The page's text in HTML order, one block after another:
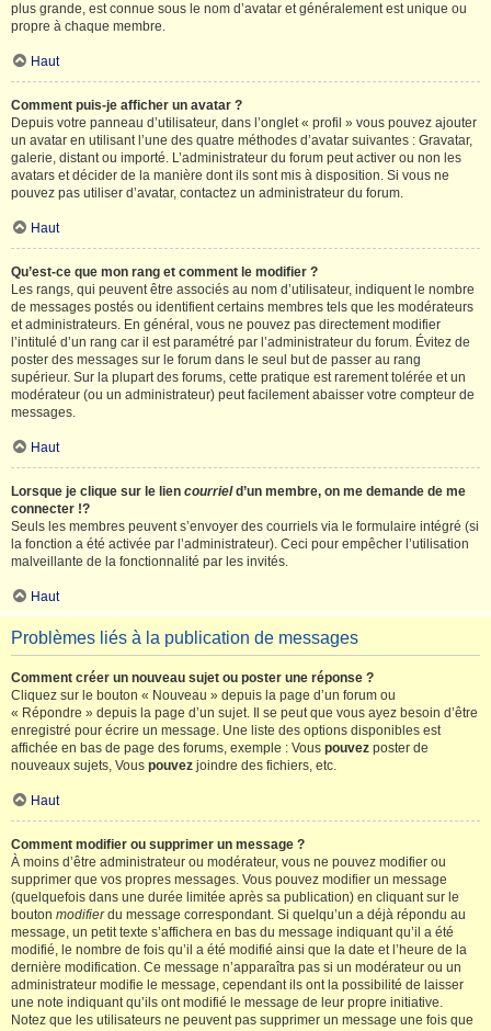
plus grande, est connue sous le nom d’avatar et généralement est unique ou
propre à chaque membre.
Haut
Comment puis-je afficher un avatar ?
Depuis votre panneau d’utilisateur, dans l’onglet « profil » vous pouvez ajouter
un avatar en utilisant l’une des quatre méthodes d’avatar suivantes : Gravatar,
galerie, distant ou importé. L’administrateur du forum peut activer ou non les
avatars et décider de la manière dont ils sont mis à disposition. Si vous ne
pouvez pas utiliser d’avatar, contactez un administrateur du forum.
Haut
Qu’est-ce que mon rang et comment le modifier ?
Les rangs, qui peuvent être associés au nom d’utilisateur, indiquent le nombre
de messages postés ou identifient certains membres tels que les modérateurs
et administrateurs. En général, vous ne pouvez pas directement modifier
l’intitulé d’un rang car il est paramétré par l’administrateur du forum. Évitez de
poster des messages sur le forum dans le seul but de passer au rang
supérieur. Sur la plupart des forums, cette pratique est rarement tolérée et un
modérateur (ou un administrateur) peut facilement abaisser votre compteur de
messages.
Haut
Lorsque je clique sur le lien courrield’un membre, on me demande de me
connecter !?
Seuls les membres peuvent s’envoyer des courriels via le formulaire intégré (si
la fonction a été activée par l’administrateur). Ceci pour empêcher l’utilisation
malveillante de la fonctionnalité par les invités.
Haut
Problèmes liés à la publication de messages
Comment créer un nouveau sujet ou poster une réponse ?
Cliquez sur le bouton « Nouveau » depuis la page d’un forum ou
« Répondre » depuis la page d’un sujet. Il se peut que vous ayez besoin d’être
enregistré pour écrire un message. Une liste des options disponibles est
affichée en bas de page des forums, exemple : Vous pouvez poster de
nouveaux sujets, Vous pouvez joindre des fichiers, etc.
Haut
Comment modifier ou supprimer un message ?
À moins d’être administrateur ou modérateur, vous ne pouvez modifier ou
supprimer que vos propres messages. Vous pouvez modifier un message
(quelquefois dans une durée limitée après sa publication) en cliquant sur le
bouton modifierdu message correspondant. Si quelqu’un a déjà répondu au
message, un petit texte s’affichera en bas du message indiquant qu’il a été
modifié, le nombre de fois qu’il a été modifié ainsi que la date et l’heure de la
dernière modification. Ce message n’apparaîtra pas si un modérateur ou un
administrateur modifie le message, cependant ils ont la possibilité de laisser
une note indiquant qu’ils ont modifié le message de leur propre initiative.
Notez que les utilisateurs ne peuvent pas supprimer un message une fois que